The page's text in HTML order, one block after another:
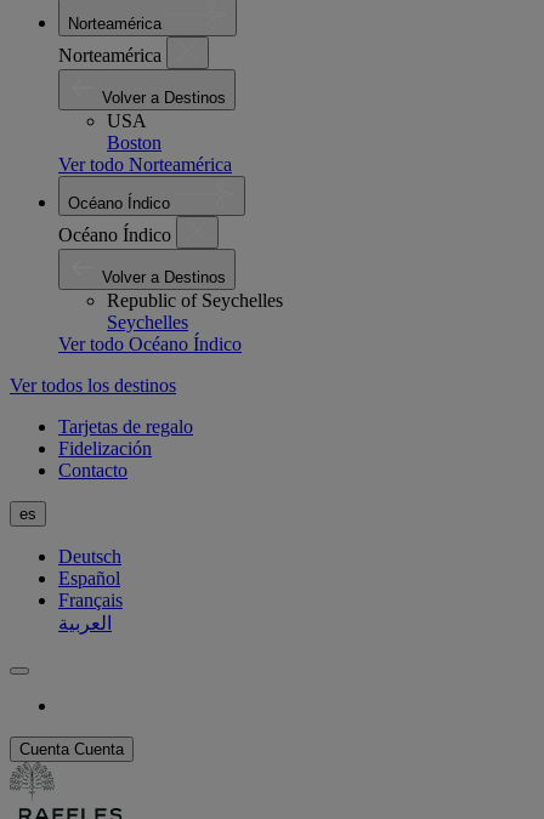
Norteamérica
Norteamérica
Volver a Destinos
USA
Boston
Ver todo Norteamérica
Océano Índico
Océano Índico
Volver a Destinos
Republic of Seychelles
Seychelles
Ver todo Océano Índico
Ver todos los destinos
Tarjetas de regalo
Fidelización
Contacto
es
Deutsch
Español
Français
العربية
Cuenta Cuenta